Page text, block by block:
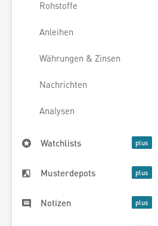
Rohstoffe
Anleihen
Währungen & Zinsen
Nachrichten
Analysen
Watchlists
Musterdepots
Notizen